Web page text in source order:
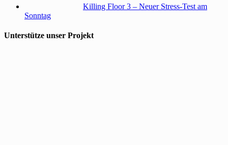
Killing Floor 3 – Neuer Stress-Test am
Sonntag
Unterstütze unser Projekt